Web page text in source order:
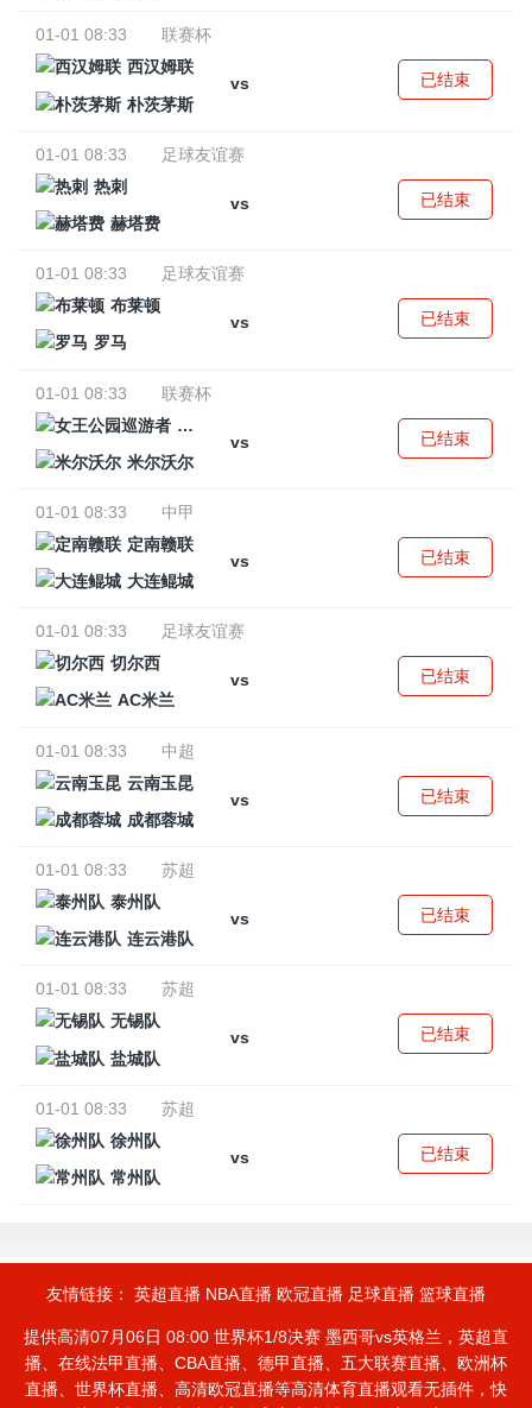
01-01 08:33
联赛杯
西汉姆联
vs
朴茨茅斯
已结束
01-01 08:33
足球友谊赛
热刺
vs
赫塔费
已结束
01-01 08:33
足球友谊赛
布莱顿
vs
罗马
已结束
01-01 08:33
联赛杯
女王公园巡游者
vs
米尔沃尔
已结束
01-01 08:33
中甲
定南赣联
vs
大连鲲城
已结束
01-01 08:33
足球友谊赛
切尔西
vs
AC米兰
已结束
01-01 08:33
中超
云南玉昆
vs
成都蓉城
已结束
01-01 08:33
苏超
泰州队
vs
连云港队
已结束
01-01 08:33
苏超
无锡队
vs
盐城队
已结束
01-01 08:33
苏超
徐州队
vs
常州队
已结束
友情链接： 英超直播 NBA直播 欧冠直播 足球直播 篮球直播
提供高清07月06日 08:00 世界杯1/8决赛 墨西哥vs英格兰，英超直
播、在线法甲直播、CBA直播、德甲直播、五大联赛直播、欧洲杯
直播、世界杯直播、高清欧冠直播等高清体育直播观看无插件，快